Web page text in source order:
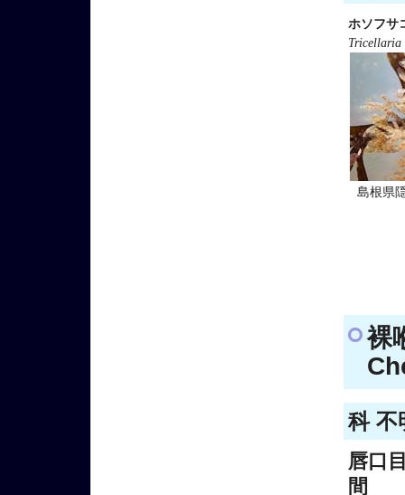
ホソフサ
Tricellaria
島根県
裸
科 不
唇口
間